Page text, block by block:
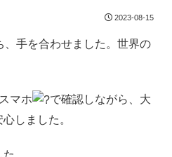
2023-08-15
手を合わせました。世界の
マホ
で確認しながら、大
しました。
。